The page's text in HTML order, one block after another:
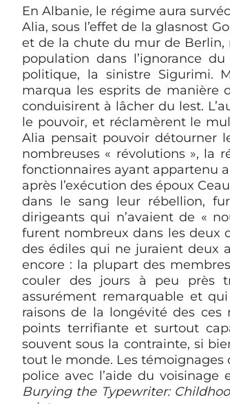
En Albanie, le régime aura
Alia, sous l’effet de la glasnost
et de la chute du mur de Berlin,
population dans l’ignorance
politique, la sinistre Sigurimi.
marqua les esprits de manière
conduisirent à lâcher du lest.
le pouvoir, et réclamèrent le
Alia pensait pouvoir détourner
nombreuses « révolutions », la
fonctionnaires ayant appartenu
après l’exécution des époux
dans le sang leur rébellion,
dirigeants qui n’avaient de «
furent nombreux dans les deux
des édiles qui ne juraient deux
encore : la plupart des
couler des jours à peu près
assurément remarquable et
raisons de la longévité des
points terrifiante et surtout
souvent sous la contrainte, si
tout le monde. Les témoignages
police avec l’aide du
Burying the Typewriter: